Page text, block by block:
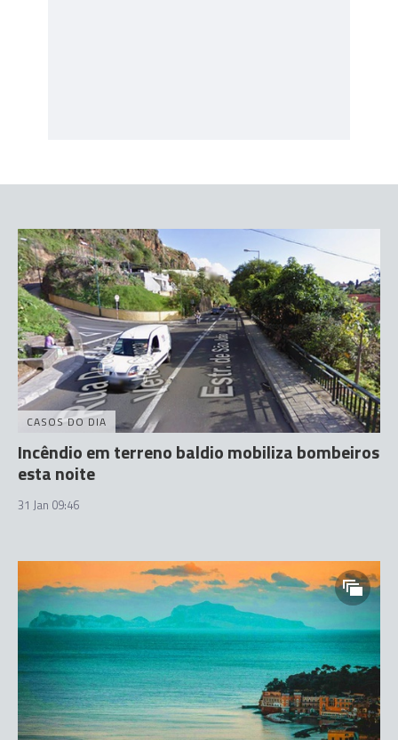
CASOS DO DIA
Incêndio em terreno baldio mobiliza bombeiros
esta noite
31 Jan 09:46